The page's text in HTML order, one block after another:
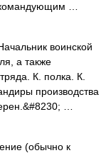
командующим …
воинской
а также
К. полка. К.
производства
…
(обычно к